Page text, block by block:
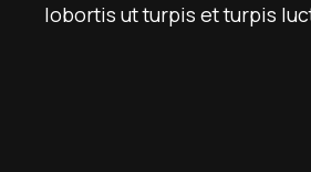
lobortis ut turpis et turpis